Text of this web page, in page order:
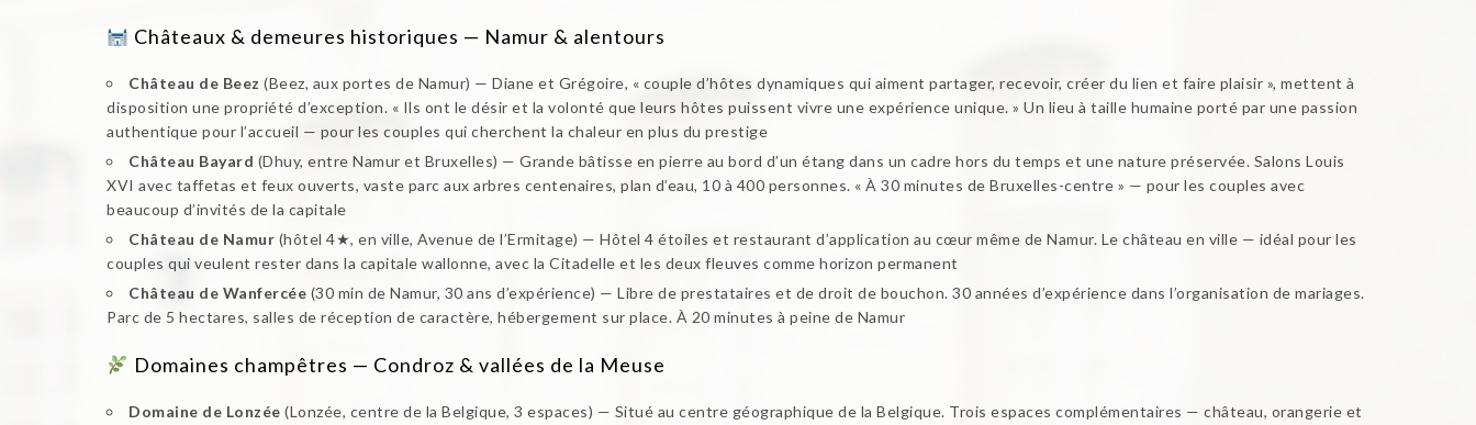
Châteaux & demeures historiques — Namur & alentours
Château de Beez (Beez, aux portes de Namur) — Diane et Grégoire, « couple d’hôtes dynamiques qui aiment partager, recevoir, créer du lien et faire plaisir », mettent à
disposition une propriété d’exception. « Ils ont le désir et la volonté que leurs hôtes puissent vivre une expérience unique. » Un lieu à taille humaine porté par une passion
authentique pour l’accueil — pour les couples qui cherchent la chaleur en plus du prestige
Château Bayard (Dhuy, entre Namur et Bruxelles) — Grande bâtisse en pierre au bord d’un étang dans un cadre hors du temps et une nature préservée. Salons Louis
XVI avec taffetas et feux ouverts, vaste parc aux arbres centenaires, plan d’eau, 10 à 400 personnes. « À 30 minutes de Bruxelles-centre » — pour les couples avec
beaucoup d’invités de la capitale
Château de Namur (hôtel 4★, en ville, Avenue de l’Ermitage) — Hôtel 4 étoiles et restaurant d’application au cœur même de Namur. Le château en ville — idéal pour les
couples qui veulent rester dans la capitale wallonne, avec la Citadelle et les deux fleuves comme horizon permanent
Château de Wanfercée (30 min de Namur, 30 ans d’expérience) — Libre de prestataires et de droit de bouchon. 30 années d’expérience dans l’organisation de mariages.
Parc de 5 hectares, salles de réception de caractère, hébergement sur place. À 20 minutes à peine de Namur
Domaines champêtres — Condroz & vallées de la Meuse
Domaine de Lonzée (Lonzée, centre de la Belgique, 3 espaces) — Situé au centre géographique de la Belgique. Trois espaces complémentaires — château, orangerie et